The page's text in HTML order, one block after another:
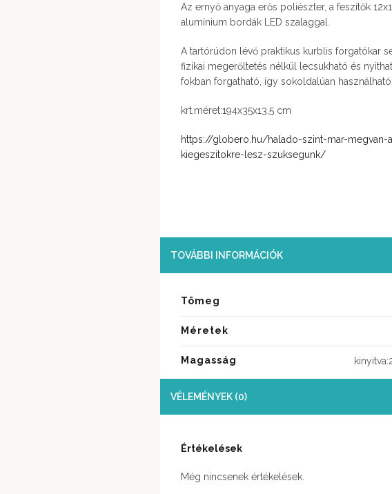
Az ernyő anyaga erős poliészter, a feszítők
alumínium bordák LED szalaggal.
A tartórúdon lévő praktikus kurblis forgatókar
fizikai megerőltetés nélkül lecsukható és
fokban forgatható, így sokoldalúan
krt.méret:194x35x13,5 cm
https://globero.hu/halado-szint-mar-megvan-
kiegeszitokre-lesz-szuksegunk/
TOVÁBBI INFORMÁCIÓK
Tömeg
Méretek
Magasság
VÉLEMÉNYEK (0)
Értékelések
Még nincsenek értékelések.